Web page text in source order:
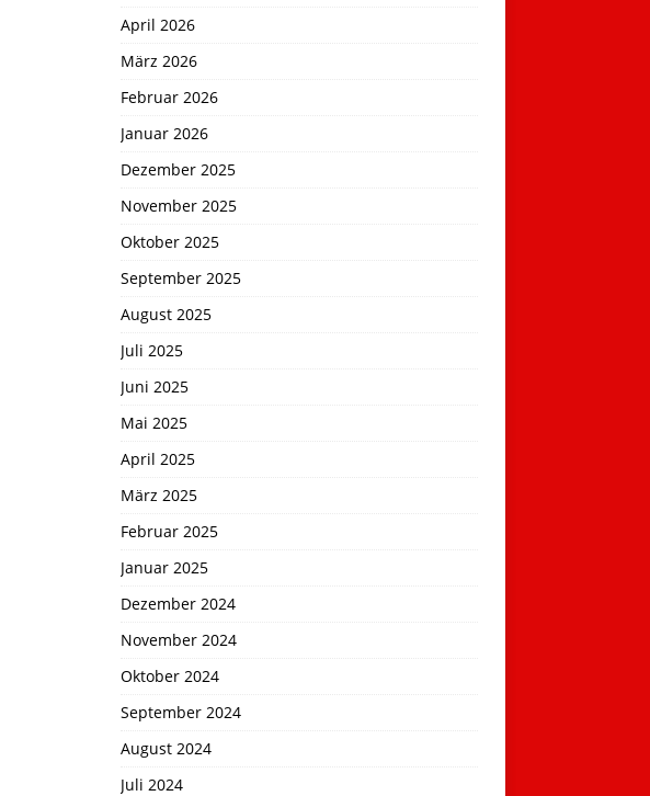
April 2026
März 2026
Februar 2026
Januar 2026
Dezember 2025
November 2025
Oktober 2025
September 2025
August 2025
Juli 2025
Juni 2025
Mai 2025
April 2025
März 2025
Februar 2025
Januar 2025
Dezember 2024
November 2024
Oktober 2024
September 2024
August 2024
Juli 2024